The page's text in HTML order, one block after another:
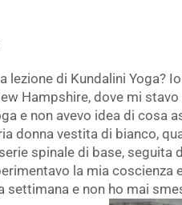
lezione di Kundalini Yoga?
Hampshire, dove mi
e non avevo idea di cosa
donna vestita di bianco,
spinale di base, seguita
la mia coscienza
settimana e non ho mai